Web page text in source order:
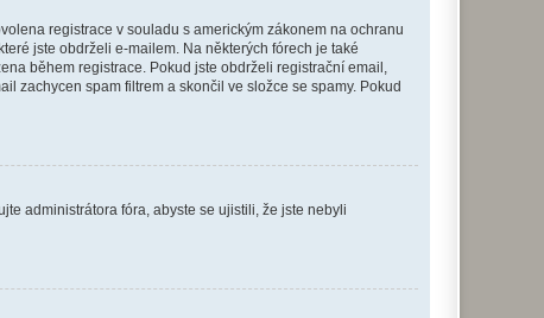
registrace v souladu s americkým zákonem na ochranu
jste obdrželi e-mailem. Na některých fórech je také
během registrace. Pokud jste obdrželi registrační email,
zachycen spam filtrem a skončil ve složce se spamy. Pokud
administrátora fóra, abyste se ujistili, že jste nebyli